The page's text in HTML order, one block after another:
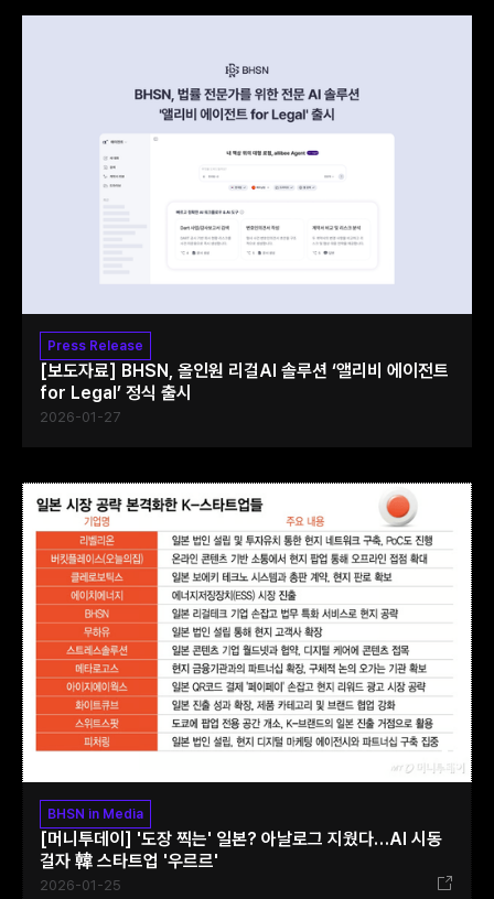
Press Release
[보도자료] BHSN, 올인원 리걸AI 솔루션 ‘앨리비 에이전트
for Legal’ 정식 출시
2026-01-27
BHSN in Media
[머니투데이] '도장 찍는' 일본? 아날로그 지웠다…AI 시동
걸자 韓 스타트업 '우르르'‍
2026-01-25